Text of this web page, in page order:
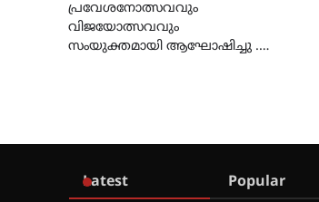
പ്രവേശനോത്സവവും
വിജയോത്സവവും
സംയുക്തമായി ആഘോഷിച്ചു .…
Latest Popular